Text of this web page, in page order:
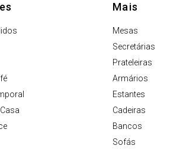
Mais
Mesas
Secretárias
Prateleiras
Armários
Estantes
Cadeiras
Bancos
Sofás